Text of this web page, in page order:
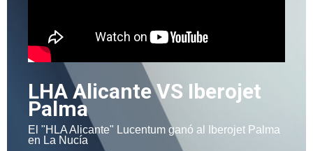
LHA Alicante VS Iberojet
Palma
El "HLA Alicante" Lucentum ganó al Iberojet Palma
en La Nucía